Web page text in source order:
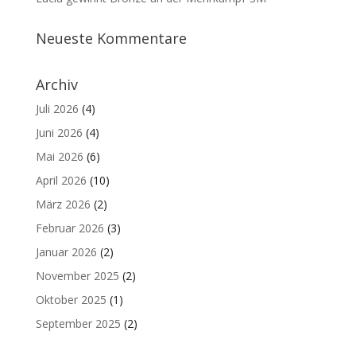
Neueste Kommentare
Archiv
Juli 2026 (4)
Juni 2026 (4)
Mai 2026 (6)
April 2026 (10)
März 2026 (2)
Februar 2026 (3)
Januar 2026 (2)
November 2025 (2)
Oktober 2025 (1)
September 2025 (2)